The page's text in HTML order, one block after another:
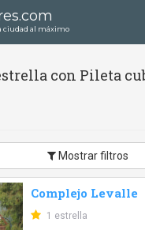
ciudad al máximo
con Pileta
Mostrar filtros
Complejo Levalle
1 estrella